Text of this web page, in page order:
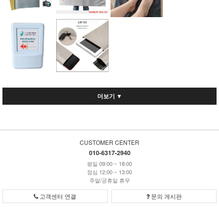
더보기 ▼
CUSTOMER CENTER
010-6317-2940
평일 09:00 ~ 18:00
점심 12:00 ~ 13:00
주말/공휴일 휴무
고객센터 연결 문의 게시판